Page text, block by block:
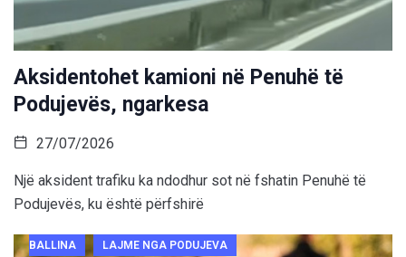
Aksidentohet kamioni në Penuhë të
Podujevës, ngarkesa
27/07/2026
Një aksident trafiku ka ndodhur sot në fshatin Penuhë të
Podujevës, ku është përfshirë
BALLINA LAJME NGA PODUJEVA